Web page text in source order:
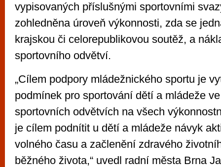
vypisovaných příslušnými sportovními
zohledněna úroveň výkonnosti, zda se
krajskou či celorepublikovou soutěž, a
sportovního odvětví.
„Cílem podpory mládežnického sportu je
podmínek pro sportování dětí a mládeže
sportovních odvětvích na všech
je cílem podnítit u dětí a mládeže návyk
volného času a začlenění zdravého
běžného života,“ uvedl radní města Brna